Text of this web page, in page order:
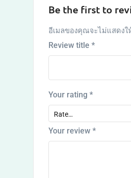
Be the first to
อีเมลของคุณจะไม่แสดง
Review title *
Your rating *
Your review *